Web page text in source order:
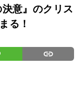
意』のクリス
る！